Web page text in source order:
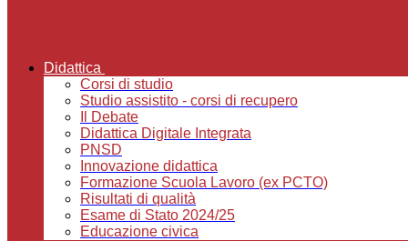
Didattica
Corsi di studio
Studio assistito - corsi di recupero
Il Debate
Didattica Digitale Integrata
PNSD
Innovazione didattica
Formazione Scuola Lavoro (ex PCTO)
Risultati di qualità
Esame di Stato 2024/25
Educazione civica